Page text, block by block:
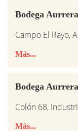
Bodega
Campo El Rayo,
Más...
Bodega
Colón 68,
Más...